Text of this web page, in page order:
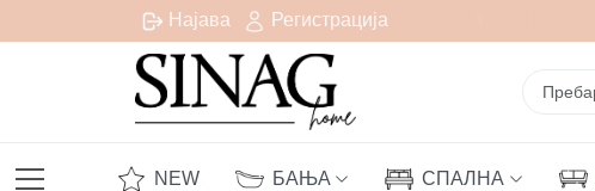
Најава Регистрација
испорака за сите нарачки над 1000 денари
NEW БАЊА СПАЛНА